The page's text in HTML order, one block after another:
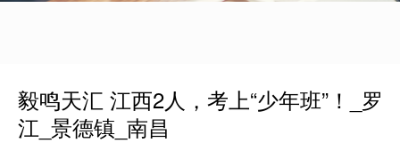
毅鸣天汇 江西2人，考上“少年班”！_罗
江_景德镇_南昌